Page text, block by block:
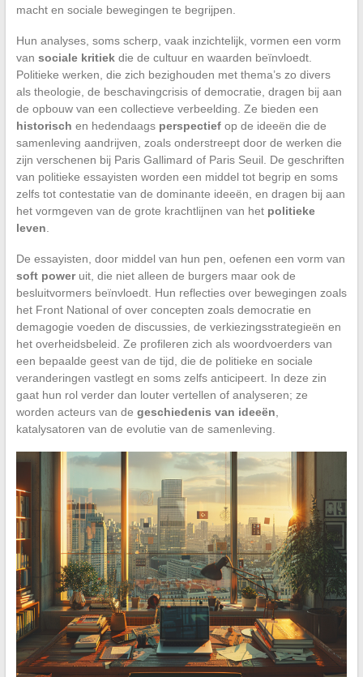
macht en sociale bewegingen te begrijpen.
Hun analyses, soms scherp, vaak inzichtelijk, vormen een vorm
van sociale kritiekdie de cultuur en waarden beïnvloedt.
Politieke werken, die zich bezighouden met thema’s zo divers
als theologie, de beschavingcrisis of democratie, dragen bij aan
de opbouw van een collectieve verbeelding. Ze bieden een
historisch en hedendaags perspectiefop de ideeën die de
samenleving aandrijven, zoals onderstreept door de werken die
zijn verschenen bij Paris Gallimard of Paris Seuil. De geschriften
van politieke essayisten worden een middel tot begrip en soms
zelfs tot contestatie van de dominante ideeën, en dragen bij aan
het vormgeven van de grote krachtlijnen van het politieke
leven
De essayisten, door middel van hun pen, oefenen een vorm van
soft poweruit, die niet alleen de burgers maar ook de
besluitvormers beïnvloedt. Hun reflecties over bewegingen zoals
het Front National of over concepten zoals democratie en
demagogie voeden de discussies, de verkiezingsstrategieën en
het overheidsbeleid. Ze profileren zich als woordvoerders van
een bepaalde geest van de tijd, die de politieke en sociale
veranderingen vastlegt en soms zelfs anticipeert. In deze zin
gaat hun rol verder dan louter vertellen of analyseren; ze
worden acteurs van de geschiedenis van ideeën
katalysatoren van de evolutie van de samenleving.